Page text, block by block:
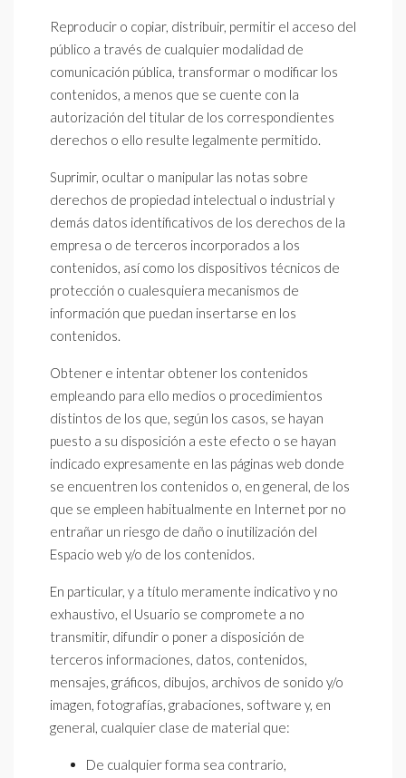
Reproducir o copiar, distribuir, permitir el acceso del
público a través de cualquier modalidad de
comunicación pública, transformar o modificar los
contenidos, a menos que se cuente con la
autorización del titular de los correspondientes
derechos o ello resulte legalmente permitido.
Suprimir, ocultar o manipular las notas sobre
derechos de propiedad intelectual o industrial y
demás datos identificativos de los derechos de la
empresa o de terceros incorporados a los
contenidos, así como los dispositivos técnicos de
protección o cualesquiera mecanismos de
información que puedan insertarse en los
contenidos.
Obtener e intentar obtener los contenidos
empleando para ello medios o procedimientos
distintos de los que, según los casos, se hayan
puesto a su disposición a este efecto o se hayan
indicado expresamente en las páginas web donde
se encuentren los contenidos o, en general, de los
que se empleen habitualmente en Internet por no
entrañar un riesgo de daño o inutilización del
Espacio web y/o de los contenidos.
En particular, y a título meramente indicativo y no
exhaustivo, el Usuario se compromete a no
transmitir, difundir o poner a disposición de
terceros informaciones, datos, contenidos,
mensajes, gráficos, dibujos, archivos de sonido y/o
imagen, fotografías, grabaciones, software y, en
general, cualquier clase de material que:
De cualquier forma sea contrario,